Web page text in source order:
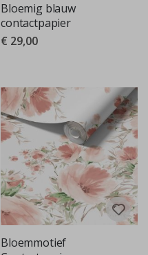
Bloemig blauw
contactpapier
€ 29,00
Bloemmotief